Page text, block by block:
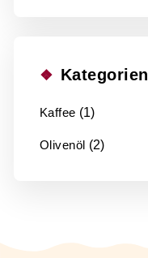
Kategorien
Kaffee (1)
Olivenöl (2)